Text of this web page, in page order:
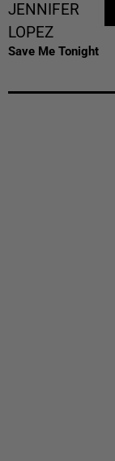
JENNIFER
LOPEZ
Save Me Tonight